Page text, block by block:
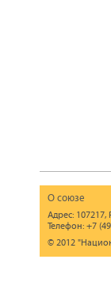
О союзе
Адрес: 107217,
Телефон: +7
© 2012